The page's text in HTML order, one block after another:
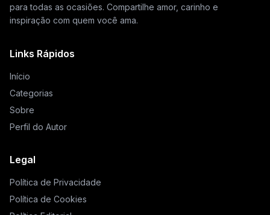
para todas as ocasiões. Compartilhe amor, carinho e
inspiração com quem você ama.
Links Rápidos
Início
Categorias
Sobre
Perfil do Autor
Legal
Política de Privacidade
Política de Cookies